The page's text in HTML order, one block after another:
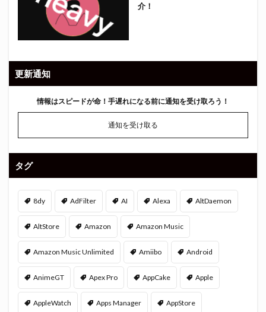
介！
更新通知
情報はスピードが命！ 手遅れになる前に通知を受け取ろう！
通知を受け取る
タグ
8dy AdFilter AI Alexa AltDaemon
AltStore Amazon Amazon Music
Amazon Music Unlimited Amiibo Android
AnimeGT Apex Pro AppCake Apple
AppleWatch Apps Manager AppStore